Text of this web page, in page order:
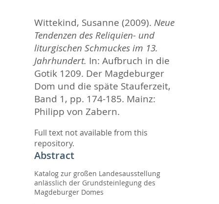
hier:
Wittekind, Susanne (2009). Neue
Tendenzen des Reliquien- und
liturgischen Schmuckes im 13.
Jahrhundert. In: Aufbruch in die
Gotik 1209. Der Magdeburger
Dom und die späte Stauferzeit,
Band 1, pp. 174-185. Mainz:
Philipp von Zabern.
Full text not available from this
repository.
Abstract
Katalog zur großen Landesausstellung
anlässlich der Grundsteinlegung des
Magdeburger Domes